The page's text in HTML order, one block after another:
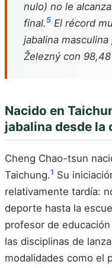
nulo) no le
final.5 El récord
jabalina
Železný con 98,48
Nacido en
jabalina desde la
Cheng Chao-tsun
Taichung.1 Su
relativamente tardía:
deporte hasta la
profesor de
las disciplinas de
modalidades como el